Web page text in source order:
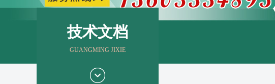
技术文档
GUANGMING JIXIE